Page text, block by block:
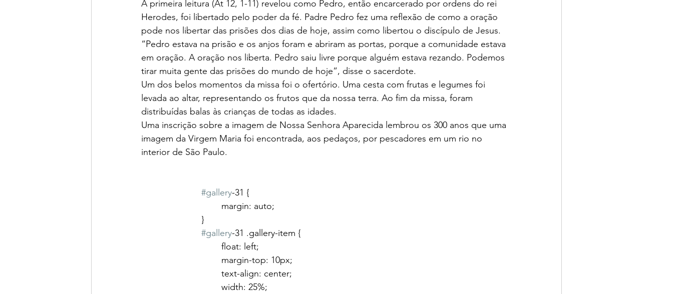
A primeira leitura (At 12, 1-11) revelou como Pedro, então encarcerado por ordens do rei
Herodes, foi libertado pelo poder da fé. Padre Pedro fez uma reflexão de como a oração
pode nos libertar das prisões dos dias de hoje, assim como libertou o discípulo de Jesus.
“Pedro estava na prisão e os anjos foram e abriram as portas, porque a comunidade estava
em oração. A oração nos liberta. Pedro saiu livre porque alguém estava rezando. Podemos
tirar muita gente das prisões do mundo de hoje”, disse o sacerdote.
Um dos belos momentos da missa foi o ofertório. Uma cesta com frutas e legumes foi
levada ao altar, representando os frutos que da nossa terra. Ao fim da missa, foram
distribuídas balas às crianças de todas as idades.
Uma inscrição sobre a imagem de Nossa Senhora Aparecida lembrou os 300 anos que uma
imagem da Virgem Maria foi encontrada, aos pedaços, por pescadores em um rio no
interior de São Paulo.
#gallery-31 {
				margin: auto;
			}
#gallery-31 .gallery-item {
				float: left;
				margin-top: 10px;
				text-align: center;
				width: 25%;